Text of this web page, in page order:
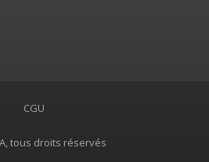
CGU
tous droits réservés